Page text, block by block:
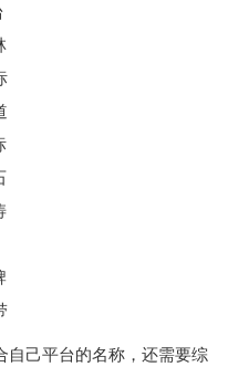
自己平台的名称，还需要综